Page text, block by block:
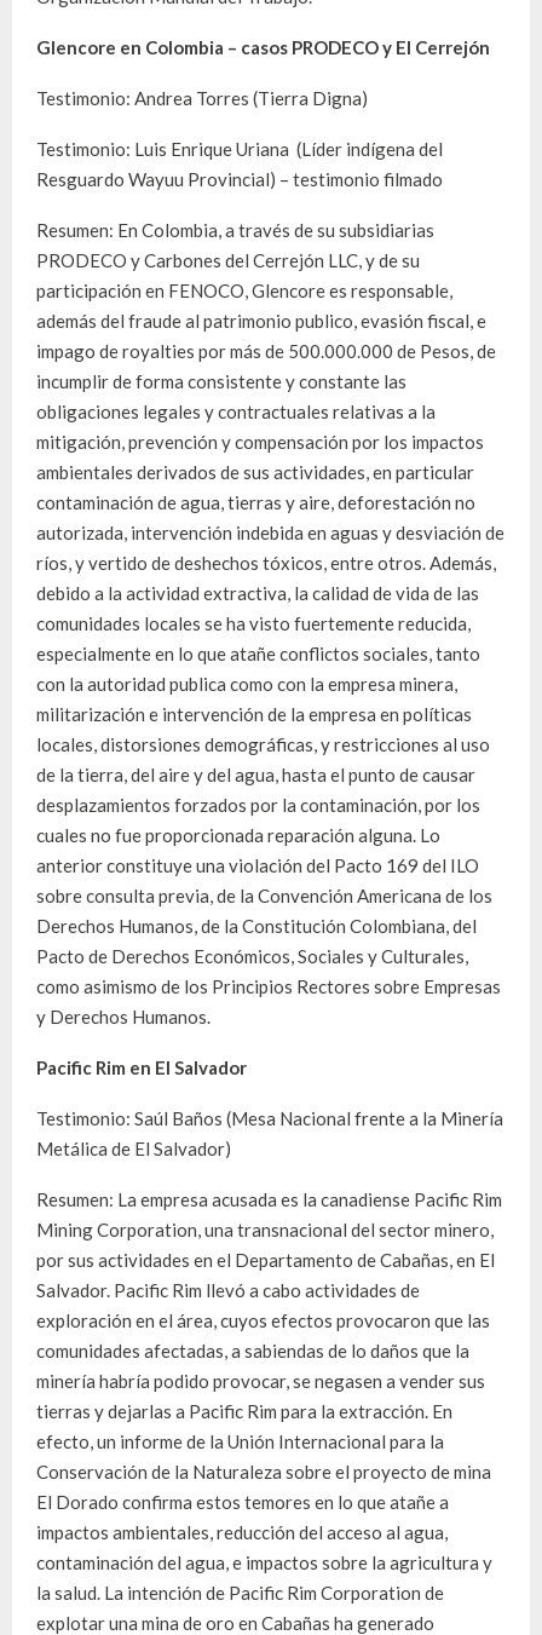
Glencore en Colombia – casos PRODECO y El Cerrejón
Testimonio: Andrea Torres (Tierra Digna)
Testimonio: Luis Enrique Uriana (Líder indígena del
Resguardo Wayuu Provincial) – testimonio filmado
Resumen: En Colombia, a través de su subsidiarias
PRODECO y Carbones del Cerrejón LLC, y de su
participación en FENOCO, Glencore es responsable,
además del fraude al patrimonio publico, evasión fiscal, e
impago de royalties por más de 500.000.000 de Pesos, de
incumplir de forma consistente y constante las
obligaciones legales y contractuales relativas a la
mitigación, prevención y compensación por los impactos
ambientales derivados de sus actividades, en particular
contaminación de agua, tierras y aire, deforestación no
autorizada, intervención indebida en aguas y desviación de
ríos, y vertido de deshechos tóxicos, entre otros. Además,
debido a la actividad extractiva, la calidad de vida de las
comunidades locales se ha visto fuertemente reducida,
especialmente en lo que atañe conflictos sociales, tanto
con la autoridad publica como con la empresa minera,
militarización e intervención de la empresa en políticas
locales, distorsiones demográficas, y restricciones al uso
de la tierra, del aire y del agua, hasta el punto de causar
desplazamientos forzados por la contaminación, por los
cuales no fue proporcionada reparación alguna. Lo
anterior constituye una violación del Pacto 169 del ILO
sobre consulta previa, de la Convención Americana de los
Derechos Humanos, de la Constitución Colombiana, del
Pacto de Derechos Económicos, Sociales y Culturales,
como asimismo de los Principios Rectores sobre Empresas
y Derechos Humanos.
Pacific Rim en El Salvador
Testimonio: Saúl Baños (Mesa Nacional frente a la Minería
Metálica de El Salvador)
Resumen: La empresa acusada es la canadiense Pacific Rim
Mining Corporation, una transnacional del sector minero,
por sus actividades en el Departamento de Cabañas, en El
Salvador. Pacific Rim llevó a cabo actividades de
exploración en el área, cuyos efectos provocaron que las
comunidades afectadas, a sabiendas de lo daños que la
minería habría podido provocar, se negasen a vender sus
tierras y dejarlas a Pacific Rim para la extracción. En
efecto, un informe de la Unión Internacional para la
Conservación de la Naturaleza sobre el proyecto de mina
El Dorado confirma estos temores en lo que atañe a
impactos ambientales, reducción del acceso al agua,
contaminación del agua, e impactos sobre la agricultura y
la salud. La intención de Pacific Rim Corporation de
explotar una mina de oro en Cabañas ha generado